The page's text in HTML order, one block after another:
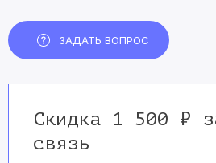
ЗАДАТЬ ВОПРОС
Скидка 1 500 ₽
связь